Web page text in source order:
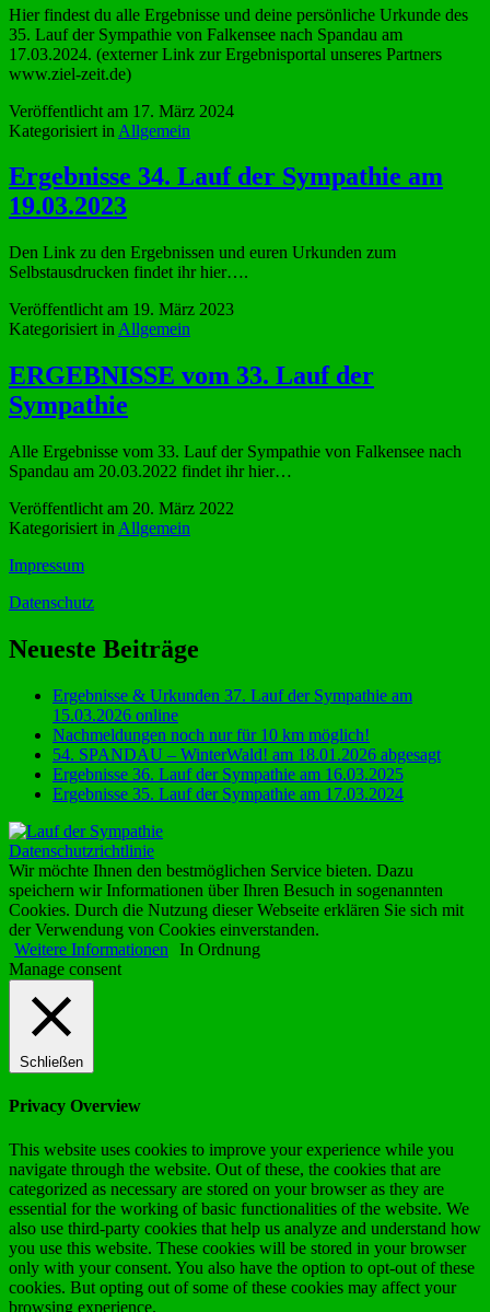
Hier findest du alle Ergebnisse und deine persönliche Urkunde des
35. Lauf der Sympathie von Falkensee nach Spandau am
17.03.2024. (externer Link zur Ergebnisportal unseres Partners
www.ziel-zeit.de)
Veröffentlicht am 17. März 2024
Kategorisiert in Allgemein
Ergebnisse 34. Lauf der Sympathie am
19.03.2023
Den Link zu den Ergebnissen und euren Urkunden zum
Selbstausdrucken findet ihr hier….
Veröffentlicht am 19. März 2023
Kategorisiert in Allgemein
ERGEBNISSE vom 33. Lauf der
Sympathie
Alle Ergebnisse vom 33. Lauf der Sympathie von Falkensee nach
Spandau am 20.03.2022 findet ihr hier…
Veröffentlicht am 20. März 2022
Kategorisiert in Allgemein
Impressum
Datenschutz
Neueste Beiträge
Ergebnisse & Urkunden 37. Lauf der Sympathie am
15.03.2026 online
Nachmeldungen noch nur für 10 km möglich!
54. SPANDAU – WinterWald! am 18.01.2026 abgesagt
Ergebnisse 36. Lauf der Sympathie am 16.03.2025
Ergebnisse 35. Lauf der Sympathie am 17.03.2024
Datenschutzrichtlinie
Wir möchte Ihnen den bestmöglichen Service bieten. Dazu
speichern wir Informationen über Ihren Besuch in sogenannten
Cookies. Durch die Nutzung dieser Webseite erklären Sie sich mit
der Verwendung von Cookies einverstanden.
Weitere Informationen
In Ordnung
Manage consent
Schließen
Privacy Overview
This website uses cookies to improve your experience while you
navigate through the website. Out of these, the cookies that are
categorized as necessary are stored on your browser as they are
essential for the working of basic functionalities of the website. We
also use third-party cookies that help us analyze and understand how
you use this website. These cookies will be stored in your browser
only with your consent. You also have the option to opt-out of these
cookies. But opting out of some of these cookies may affect your
browsing experience.